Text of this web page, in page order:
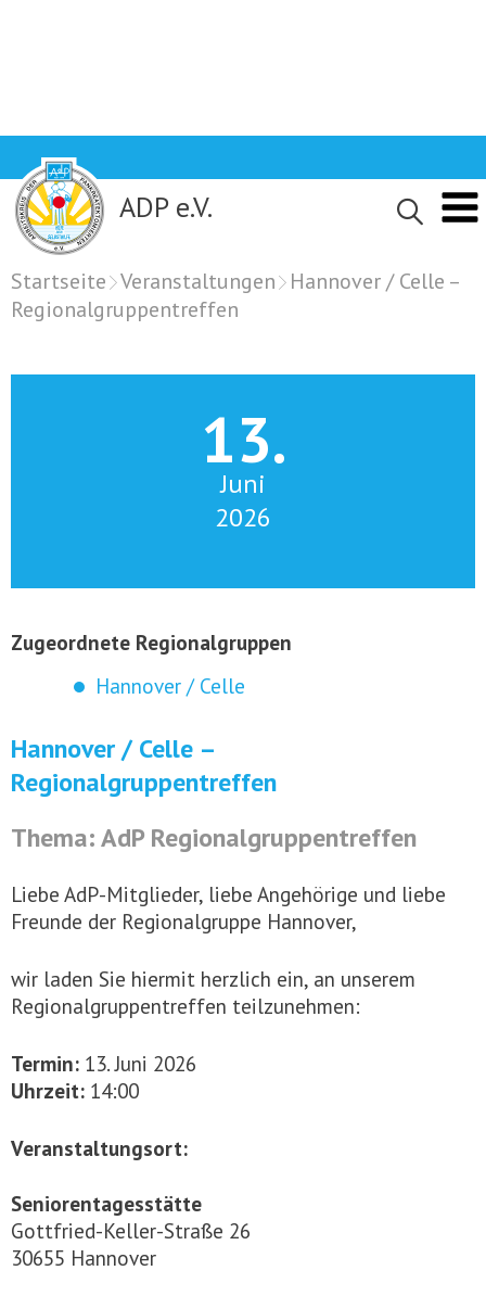
to
content
ADP e.V.
Startseite Veranstaltungen
Hannover / Celle –
Regionalgruppentreffen
13.
Juni
2026
Zugeordnete Regionalgruppen
Hannover / Celle
Hannover / Celle –
Regionalgruppentreffen
Thema: AdP Regionalgruppentreffen
Liebe AdP-Mitglieder, liebe Angehörige und liebe
Freunde der Regionalgruppe Hannover,
wir laden Sie hiermit herzlich ein, an unserem
Regionalgruppentreffen teilzunehmen:
Termin: 13. Juni 2026
Uhrzeit: 14:00
Veranstaltungsort:
Seniorentagesstätte
Gottfried-Keller-Straße 26
30655 Hannover